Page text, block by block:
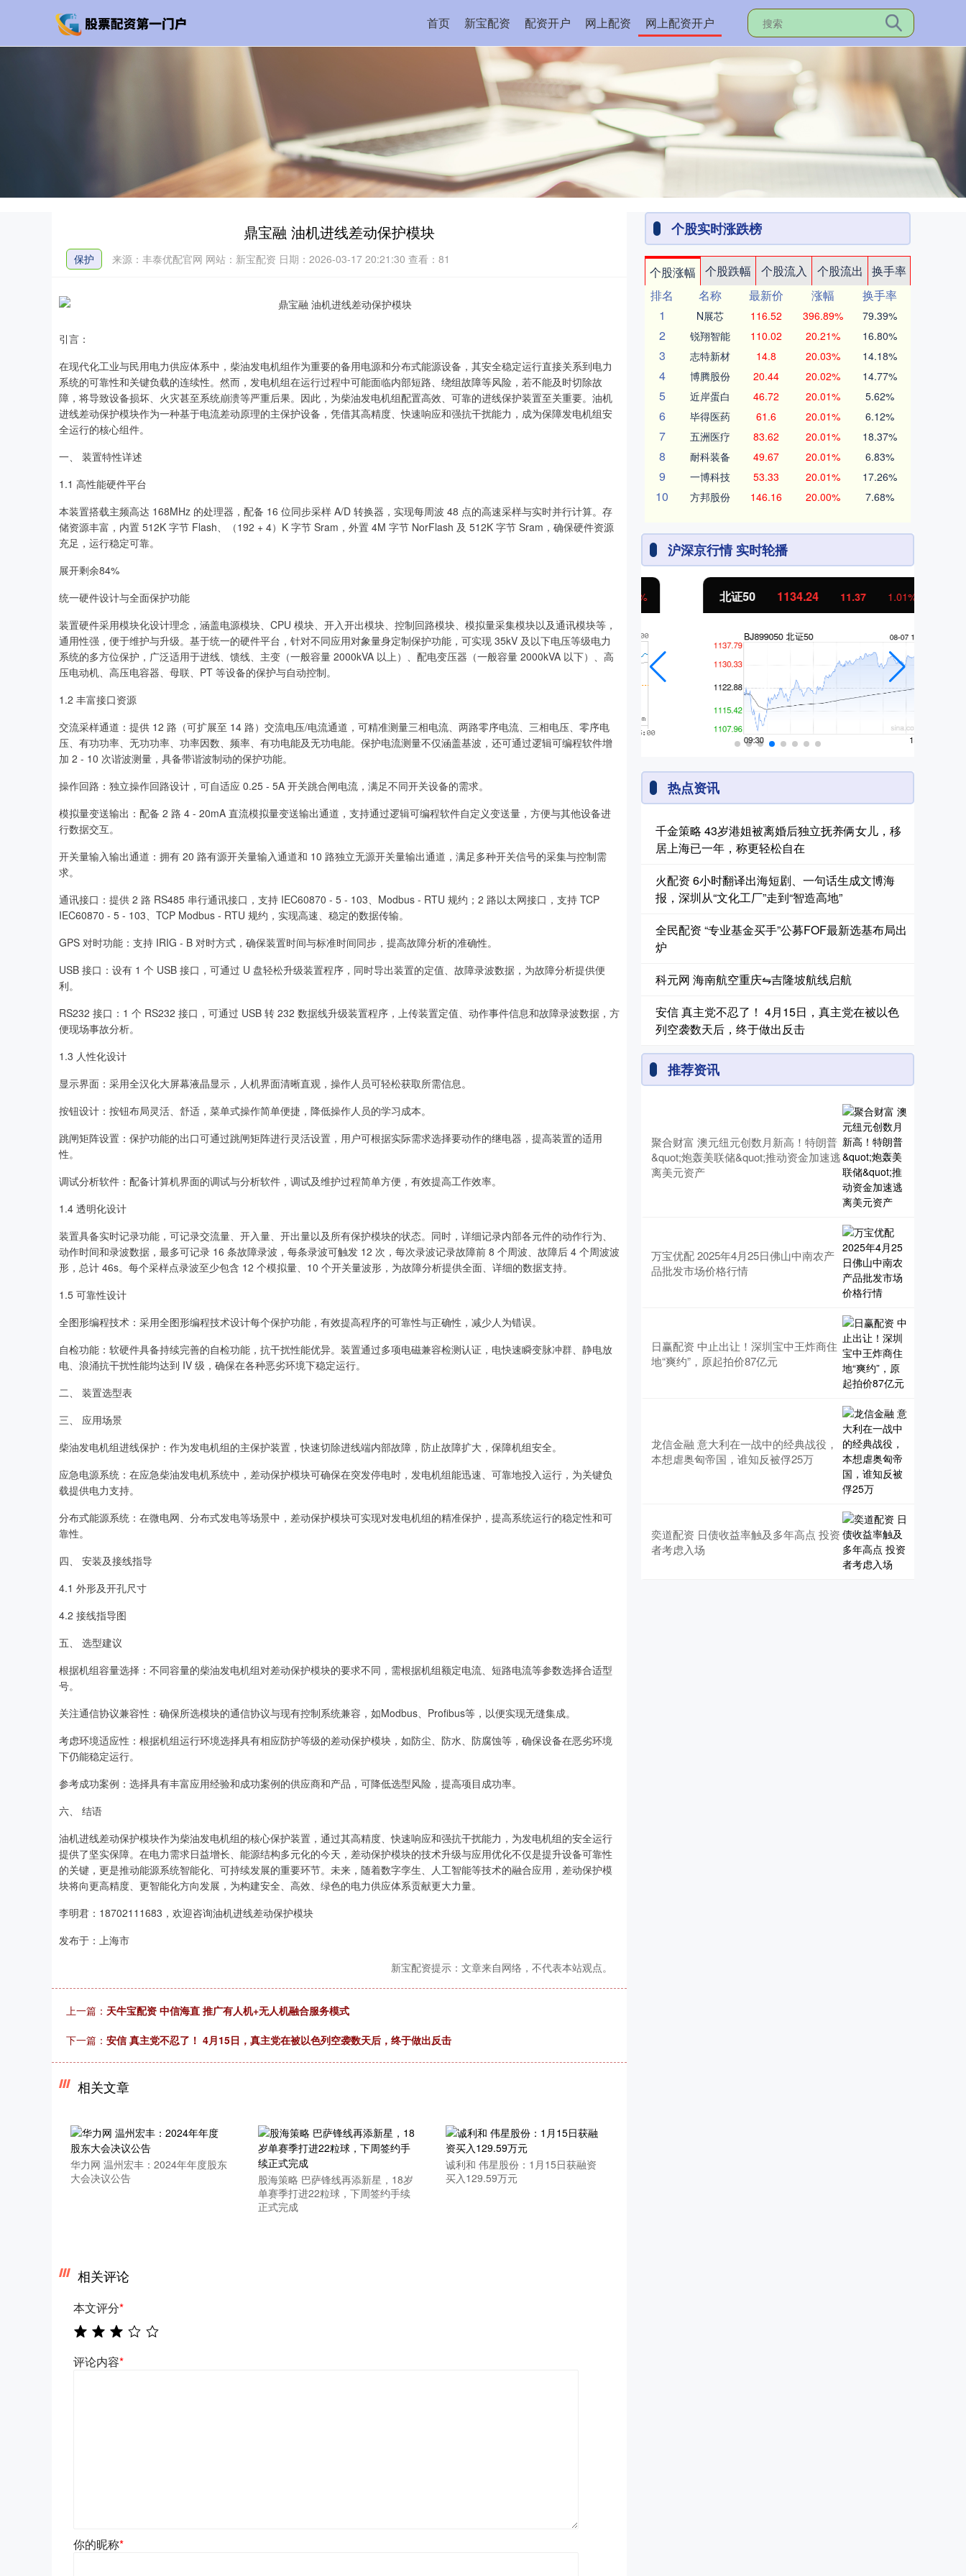
首页 新宝配资 配资开户 网上配资 网上配资开户
鼎宝融 油机进线差动保护模块
保护 来源：丰泰优配官网 网站：新宝配资 日期：2026-03-17 20:21:30 查看：81
引言：
在现代化工业与民用电力供应体系中，柴油发电机组作为重要的备用电源和分布式能源设备，其安全稳定运行直接关系到电力
系统的可靠性和关键负载的连续性。然而，发电机组在运行过程中可能面临内部短路、绕组故障等风险，若不能及时切除故
障，将导致设备损坏、火灾甚至系统崩溃等严重后果。因此，为柴油发电机组配置高效、可靠的进线保护装置至关重要。油机
进线差动保护模块作为一种基于电流差动原理的主保护设备，凭借其高精度、快速响应和强抗干扰能力，成为保障发电机组安
全运行的核心组件。
一、 装置特性详述
1.1 高性能硬件平台
本装置搭载主频高达 168MHz 的处理器，配备 16 位同步采样 A/D 转换器，实现每周波 48 点的高速采样与实时并行计算。存
储资源丰富，内置 512K 字节 Flash、（192 + 4）K 字节 Sram，外置 4M 字节 NorFlash 及 512K 字节 Sram，确保硬件资源
充足，运行稳定可靠。
展开剩余84%
统一硬件设计与全面保护功能
装置硬件采用模块化设计理念，涵盖电源模块、CPU 模块、开入开出模块、控制回路模块、模拟量采集模块以及通讯模块等，
通用性强，便于维护与升级。基于统一的硬件平台，针对不同应用对象量身定制保护功能，可实现 35kV 及以下电压等级电力
系统的多方位保护，广泛适用于进线、馈线、主变（一般容量 2000kVA 以上）、配电变压器（一般容量 2000kVA 以下）、高
压电动机、高压电容器、母联、PT 等设备的保护与自动控制。
1.2 丰富接口资源
交流采样通道：提供 12 路（可扩展至 14 路）交流电压/电流通道，可精准测量三相电流、两路零序电流、三相电压、零序电
压、有功功率、无功功率、功率因数、频率、有功电能及无功电能。保护电流测量不仅涵盖基波，还可通过逻辑可编程软件增
加 2 - 10 次谐波测量，具备带谐波制动的保护功能。
操作回路：独立操作回路设计，可自适应 0.25 - 5A 开关跳合闸电流，满足不同开关设备的需求。
模拟量变送输出：配备 2 路 4 - 20mA 直流模拟量变送输出通道，支持通过逻辑可编程软件自定义变送量，方便与其他设备进
行数据交互。
开关量输入输出通道：拥有 20 路有源开关量输入通道和 10 路独立无源开关量输出通道，满足多种开关信号的采集与控制需
求。
通讯接口：提供 2 路 RS485 串行通讯接口，支持 IEC60870 - 5 - 103、Modbus - RTU 规约；2 路以太网接口，支持 TCP
IEC60870 - 5 - 103、TCP Modbus - RTU 规约，实现高速、稳定的数据传输。
GPS 对时功能：支持 IRIG - B 对时方式，确保装置时间与标准时间同步，提高故障分析的准确性。
USB 接口：设有 1 个 USB 接口，可通过 U 盘轻松升级装置程序，同时导出装置的定值、故障录波数据，为故障分析提供便
利。
RS232 接口：1 个 RS232 接口，可通过 USB 转 232 数据线升级装置程序，上传装置定值、动作事件信息和故障录波数据，方
便现场事故分析。
1.3 人性化设计
显示界面：采用全汉化大屏幕液晶显示，人机界面清晰直观，操作人员可轻松获取所需信息。
按钮设计：按钮布局灵活、舒适，菜单式操作简单便捷，降低操作人员的学习成本。
跳闸矩阵设置：保护功能的出口可通过跳闸矩阵进行灵活设置，用户可根据实际需求选择要动作的继电器，提高装置的适用
性。
调试分析软件：配备计算机界面的调试与分析软件，调试及维护过程简单方便，有效提高工作效率。
1.4 透明化设计
装置具备实时记录功能，可记录交流量、开入量、开出量以及所有保护模块的状态。同时，详细记录内部各元件的动作行为、
动作时间和录波数据，最多可记录 16 条故障录波，每条录波可触发 12 次，每次录波记录故障前 8 个周波、故障后 4 个周波波
形，总计 46s。每个采样点录波至少包含 12 个模拟量、10 个开关量波形，为故障分析提供全面、详细的数据支持。
1.5 可靠性设计
全图形编程技术：采用全图形编程技术设计每个保护功能，有效提高程序的可靠性与正确性，减少人为错误。
自检功能：软硬件具备持续完善的自检功能，抗干扰性能优异。装置通过多项电磁兼容检测认证，电快速瞬变脉冲群、静电放
电、浪涌抗干扰性能均达到 IV 级，确保在各种恶劣环境下稳定运行。
二、 装置选型表
三、 应用场景
柴油发电机组进线保护：作为发电机组的主保护装置，快速切除进线端内部故障，防止故障扩大，保障机组安全。
应急电源系统：在应急柴油发电机系统中，差动保护模块可确保在突发停电时，发电机组能迅速、可靠地投入运行，为关键负
载提供电力支持。
分布式能源系统：在微电网、分布式发电等场景中，差动保护模块可实现对发电机组的精准保护，提高系统运行的稳定性和可
靠性。
四、 安装及接线指导
4.1 外形及开孔尺寸
4.2 接线指导图
五、 选型建议
根据机组容量选择：不同容量的柴油发电机组对差动保护模块的要求不同，需根据机组额定电流、短路电流等参数选择合适型
号。
关注通信协议兼容性：确保所选模块的通信协议与现有控制系统兼容，如Modbus、Profibus等，以便实现无缝集成。
考虑环境适应性：根据机组运行环境选择具有相应防护等级的差动保护模块，如防尘、防水、防腐蚀等，确保设备在恶劣环境
下仍能稳定运行。
参考成功案例：选择具有丰富应用经验和成功案例的供应商和产品，可降低选型风险，提高项目成功率。
六、 结语
油机进线差动保护模块作为柴油发电机组的核心保护装置，通过其高精度、快速响应和强抗干扰能力，为发电机组的安全运行
提供了坚实保障。在电力需求日益增长、能源结构多元化的今天，差动保护模块的技术升级与应用优化不仅是提升设备可靠性
的关键，更是推动能源系统智能化、可持续发展的重要环节。未来，随着数字孪生、人工智能等技术的融合应用，差动保护模
块将向更高精度、更智能化方向发展，为构建安全、高效、绿色的电力供应体系贡献更大力量。
李明君：18702111683，欢迎咨询油机进线差动保护模块
发布于：上海市
新宝配资提示：文章来自网络，不代表本站观点。
上一篇： 天牛宝配资 中信海直 推广有人机+无人机融合服务模式
下一篇： 安信 真主党不忍了！ 4月15日，真主党在被以色列空袭数天后，终于做出反击
相关文章
华力网 温州宏丰：2024年年度股东
大会决议公告
股海策略 巴萨锋线再添新星，18岁
单赛季打进22粒球，下周签约手续
正式完成
诚利和 伟星股份：1月15日获融资
买入129.59万元
相关评论
本文评分*
评论内容*
你的昵称*
个股实时涨跌榜
个股涨幅 个股跌幅 个股流入 个股流出
换手率
排名
名称 最新价 涨幅
换手率
1
N展芯 116.52 396.89% 79.39%
2 锐翔智能 110.02 20.21% 16.80%
3 志特新材 14.8 20.03% 14.18%
4 博腾股份 20.44 20.02% 14.77%
5 近岸蛋白 46.72 20.01% 5.62%
6 毕得医药 61.6 20.01% 6.12%
7 五洲医疗 83.62 20.01% 18.37%
8 耐科装备 49.67 20.01% 6.83%
9 一博科技 53.33 20.01% 17.26%
10 方邦股份 146.16 20.00% 7.68%
沪深京行情 实时轮播
1.02% 深证成指 14311.01 1134.24 11.37 1.01%
热点资讯
千金策略 43岁港姐被离婚后独立抚养俩女儿，移
居上海已一年，称更轻松自在
火配资 6小时翻译出海短剧、一句话生成文博海
报，深圳从“文化工厂”走到“智造高地”
全民配资 “专业基金买手”公募FOF最新选基布局出
炉
科元网 海南航空重庆⇋吉隆坡航线启航
安信 真主党不忍了！ 4月15日，真主党在被以色
列空袭数天后，终于做出反击
推荐资讯
聚合财富 澳元纽元创数月新高！特朗普
&quot;炮轰美联储&quot;推动资金加速逃
离美元资产
万宝优配 2025年4月25日佛山中南农产
品批发市场价格行情
日赢配资 中止出让！深圳宝中王炸商住
地“爽约”，原起拍价87亿元
龙信金融 意大利在一战中的经典战役，
本想虐奥匈帝国，谁知反被俘25万
奕道配资 日债收益率触及多年高点 投资
者考虑入场